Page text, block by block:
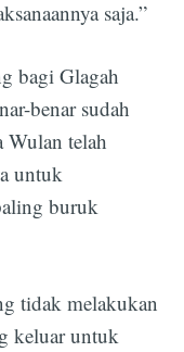
saja.”
bagi Glagah
benar sudah
Wulan telah
untuk
buruk
tidak melakukan
keluar untuk